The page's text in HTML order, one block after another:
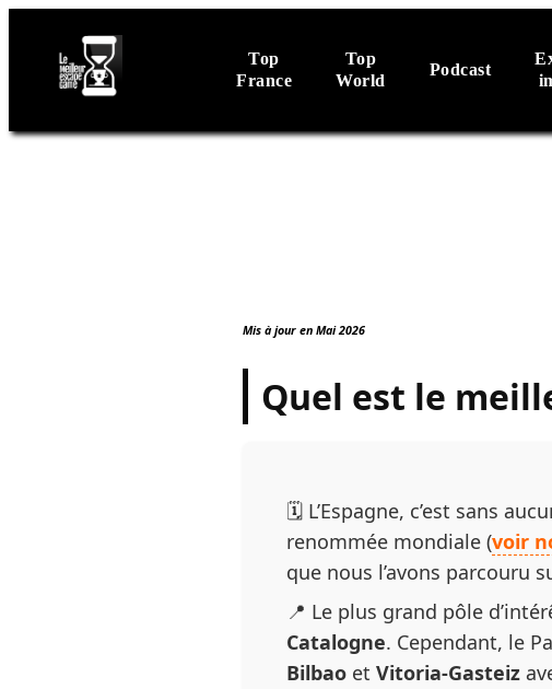
Top
France
Top
World
Podcast
Mis à jour en Mai 2026
Quel est le
🗓 L’Espagne, c’est sans
renommée mondiale (voir
que nous l’avons parcouru
📍 Le plus grand pôle
Catalogne. Cependant, le
Bilbao et Vitoria-Gasteiz